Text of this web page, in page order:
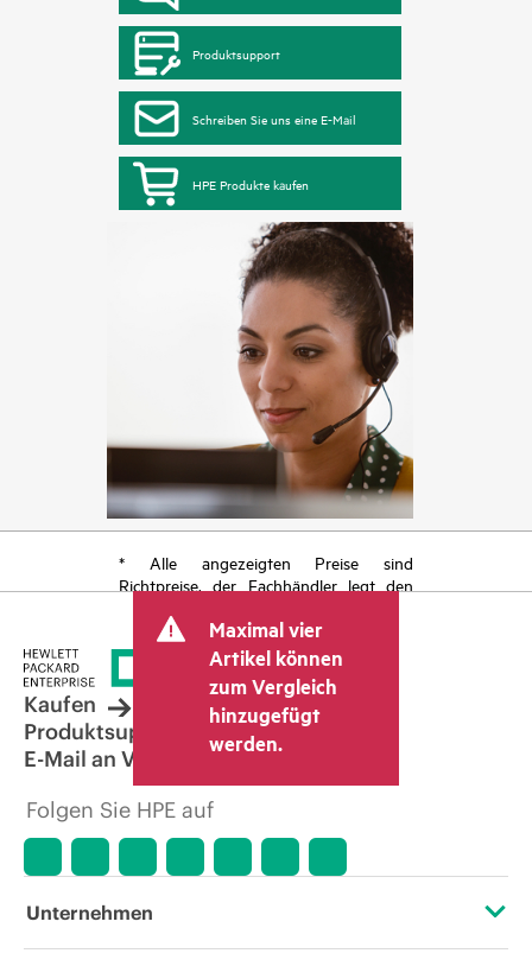
Produktsupport
Schreiben Sie uns eine E-Mail
HPE Produkte kaufen
* Alle angezeigten Preise sind
Richtpreise, der Fachhändler legt den
kann weitere Gebühren wie
Mehrwertsteuer und Versandkosten
berücksichtigen. Der vom Fachhändler
festgelegte Transaktionspreis kann von
dem anderer Fachhändler und dem
angezeigten Richtpreis abweichen. Die
Richtpreise können zeitlich begrenzte
Sonderangebote enthalten. HPE behält
sich das Recht vor, jederzeit
Preisanpassungen vorzunehmen, u. a.
Marktbedingungen, der Einstellung von
Produktverfügbarkeit, dem Ende der
Lebensdauer von Werbeaktionen und
Maximal vier
Artikel können
zum Vergleich
hinzugefügt
werden.
Kaufen
Produktsupport
E-Mail an Vertrieb
Folgen Sie HPE auf
Unternehmen